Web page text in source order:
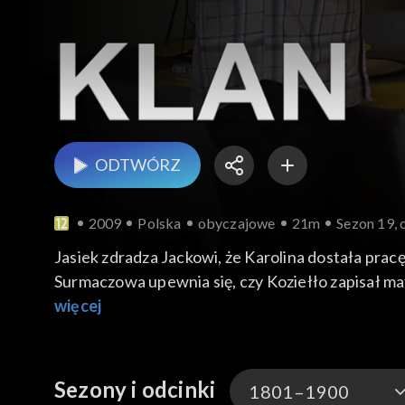
ODTWÓRZ
2009 Polska obyczajowe 21m Sezon 19,
Jasiek zdradza Jackowi, że Karolina dostała
Surmaczowa upewnia się, czy Koziełło zapisał
na badania w Elmedzie. Darek ma pretensje do
więcej
Sezony i odcinki 1801–1900